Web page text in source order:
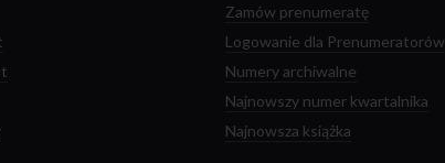
Zamów prenumeratę
Logowanie dla Prenumeratorów
Numery archiwalne
Najnowszy numer kwartalnika
Najnowsza książka